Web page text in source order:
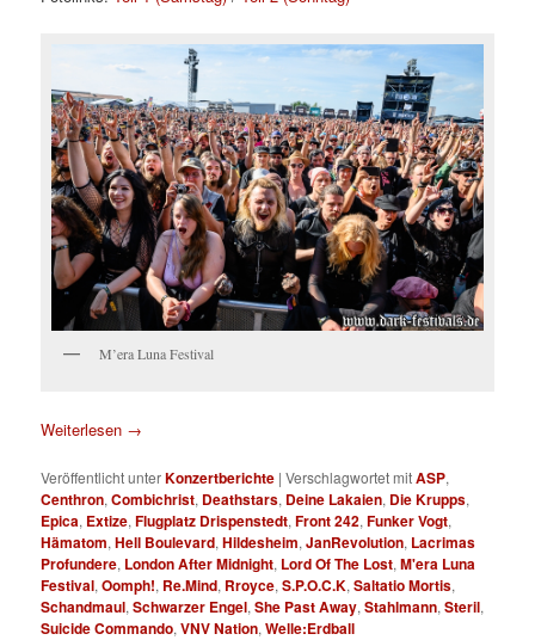
M’era Luna Festival
Weiterlesen →
Veröffentlicht unterKonzertberichte |Verschlagwortet mitASP,
Centhron,Combichrist, Deathstars, Deine Lakaien, Die Krupps,
Epica, Extize,Flugplatz Drispenstedt,Front 242,Funker Vogt,
Hämatom,Hell Boulevard,Hildesheim,JanRevolution, Lacrimas
Profundere, London After Midnight, Lord Of The Lost,M'era Luna
Festival,Oomph!, Re.Mind, Rroyce,S.P.O.C.K,Saltatio Mortis,
Schandmaul,Schwarzer Engel,She Past Away,Stahlmann,Steril,
Suicide Commando,VNV Nation,Welle:Erdball